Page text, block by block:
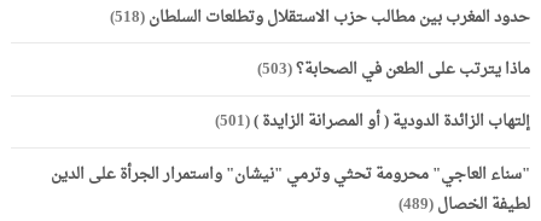
حدود المغرب بين مطالب حزب الاستقلال وتطلعات السلطان(518)
ماذا يترتب على الطعن في الصحابة؟(503)
إلتهاب الزائدة الدودية ( أو المصرانة الزايدة )(501)
"سناء العاجي" محرومة تحثي وترمي "نيشان" واستمرار الجرأة على الدين
لطيفة الخصال(489)